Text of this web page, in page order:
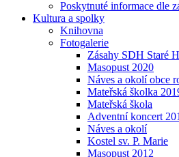
Poskytnuté informace dle
Kultura a spolky
Knihovna
Fotogalerie
Zásahy SDH Staré
Masopust 2020
Náves a okolí obce
Mateřská školka
Mateřská škola
Adventní koncert
Náves a okolí
Kostel sv. P. Marie
Masopust 2012